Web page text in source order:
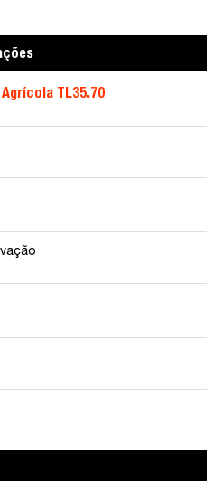
TL35.70